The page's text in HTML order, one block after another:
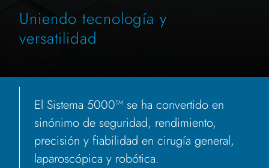
Uniendo tecnología y
versatilidad
El Sistema 5000™ se ha convertido en
sinónimo de seguridad, rendimiento,
precisión y fiabilidad en cirugía general,
laparoscópica y robótica.